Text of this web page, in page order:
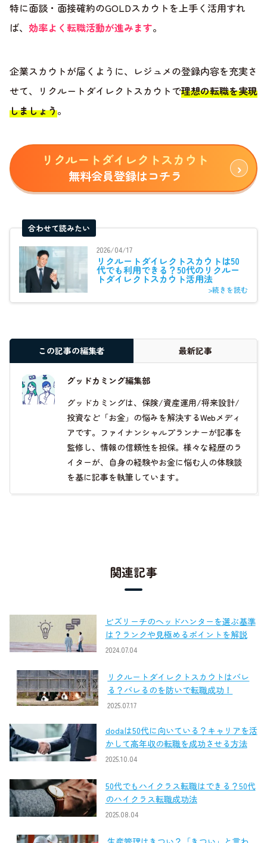
特に面談・面接確約のGOLDスカウトを上手く活用すれ
ば、 効率よく転職活動が進みます。
企業スカウトが届くように、レジュメの登録内容を充実さ
せて、リクルートダイレクトスカウトで理想の転職を実現
しましょう。
リクルートダイレクトスカウト
無料会員登録はコチラ
合わせて読みたい
2026/04/17
リクルートダイレクトスカウトは50
代でも利用できる？50代のリクルー
トダイレクトスカウト活用法
>続きを読む
この記事の編集者 最新記事
グッドカミング編集部
グッドカミングは、保険/資産運用/将来設計/
投資など「お金」の悩みを解決するWebメディ
アです。ファイナンシャルプランナーが記事を
監修し、情報の信頼性を担保。様々な経歴のラ
イターが、自身の経験やお金に悩む人の体験談
を基に記事を執筆しています。
関連記事
ビズリーチのヘッドハンターを選ぶ基準
は？ランクや見極めるポイントを解説
2024.07.04
リクルートダイレクトスカウトはバレ
る？バレるのを防いで転職成功！
2025.07.17
dodaは50代に向いている？キャリアを活
かして高年収の転職を成功させる方法
2025.10.04
50代でもハイクラス転職はできる？50代
のハイクラス転職成功法
2025.08.04